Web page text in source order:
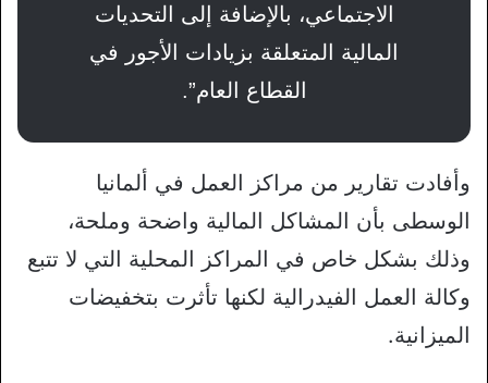
الاجتماعي، بالإضافة إلى التحديات
المالية المتعلقة بزيادات الأجور في
القطاع العام”.
وأفادت تقارير من مراكز العمل في ألمانيا
الوسطى بأن المشاكل المالية واضحة وملحة،
وذلك بشكل خاص في المراكز المحلية التي لا تتبع
وكالة العمل الفيدرالية لكنها تأثرت بتخفيضات
الميزانية.